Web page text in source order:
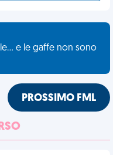
e le gaffe non sono
PROSSIMO FML